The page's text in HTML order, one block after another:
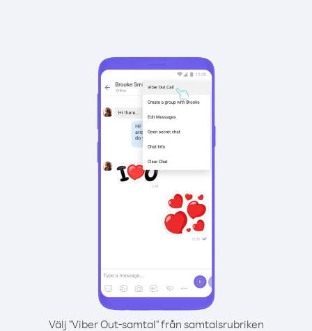
Välj "Viber Out-samtal" från samtalsrubriken